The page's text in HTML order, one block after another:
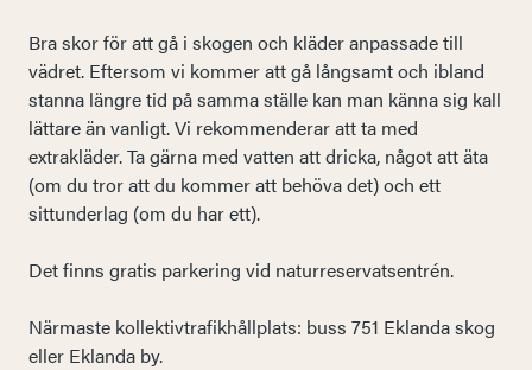
Bra skor för att gå i skogen och kläder anpassade till
vädret. Eftersom vi kommer att gå långsamt och ibland
stanna längre tid på samma ställe kan man känna sig kall
lättare än vanligt. Vi rekommenderar att ta med
extrakläder. Ta gärna med vatten att dricka, något att äta
(om du tror att du kommer att behöva det) och ett
sittunderlag (om du har ett).
Det finns gratis parkering vid naturreservatsentrén.
Närmaste kollektivtrafikhållplats: buss 751 Eklanda skog
eller Eklanda by.